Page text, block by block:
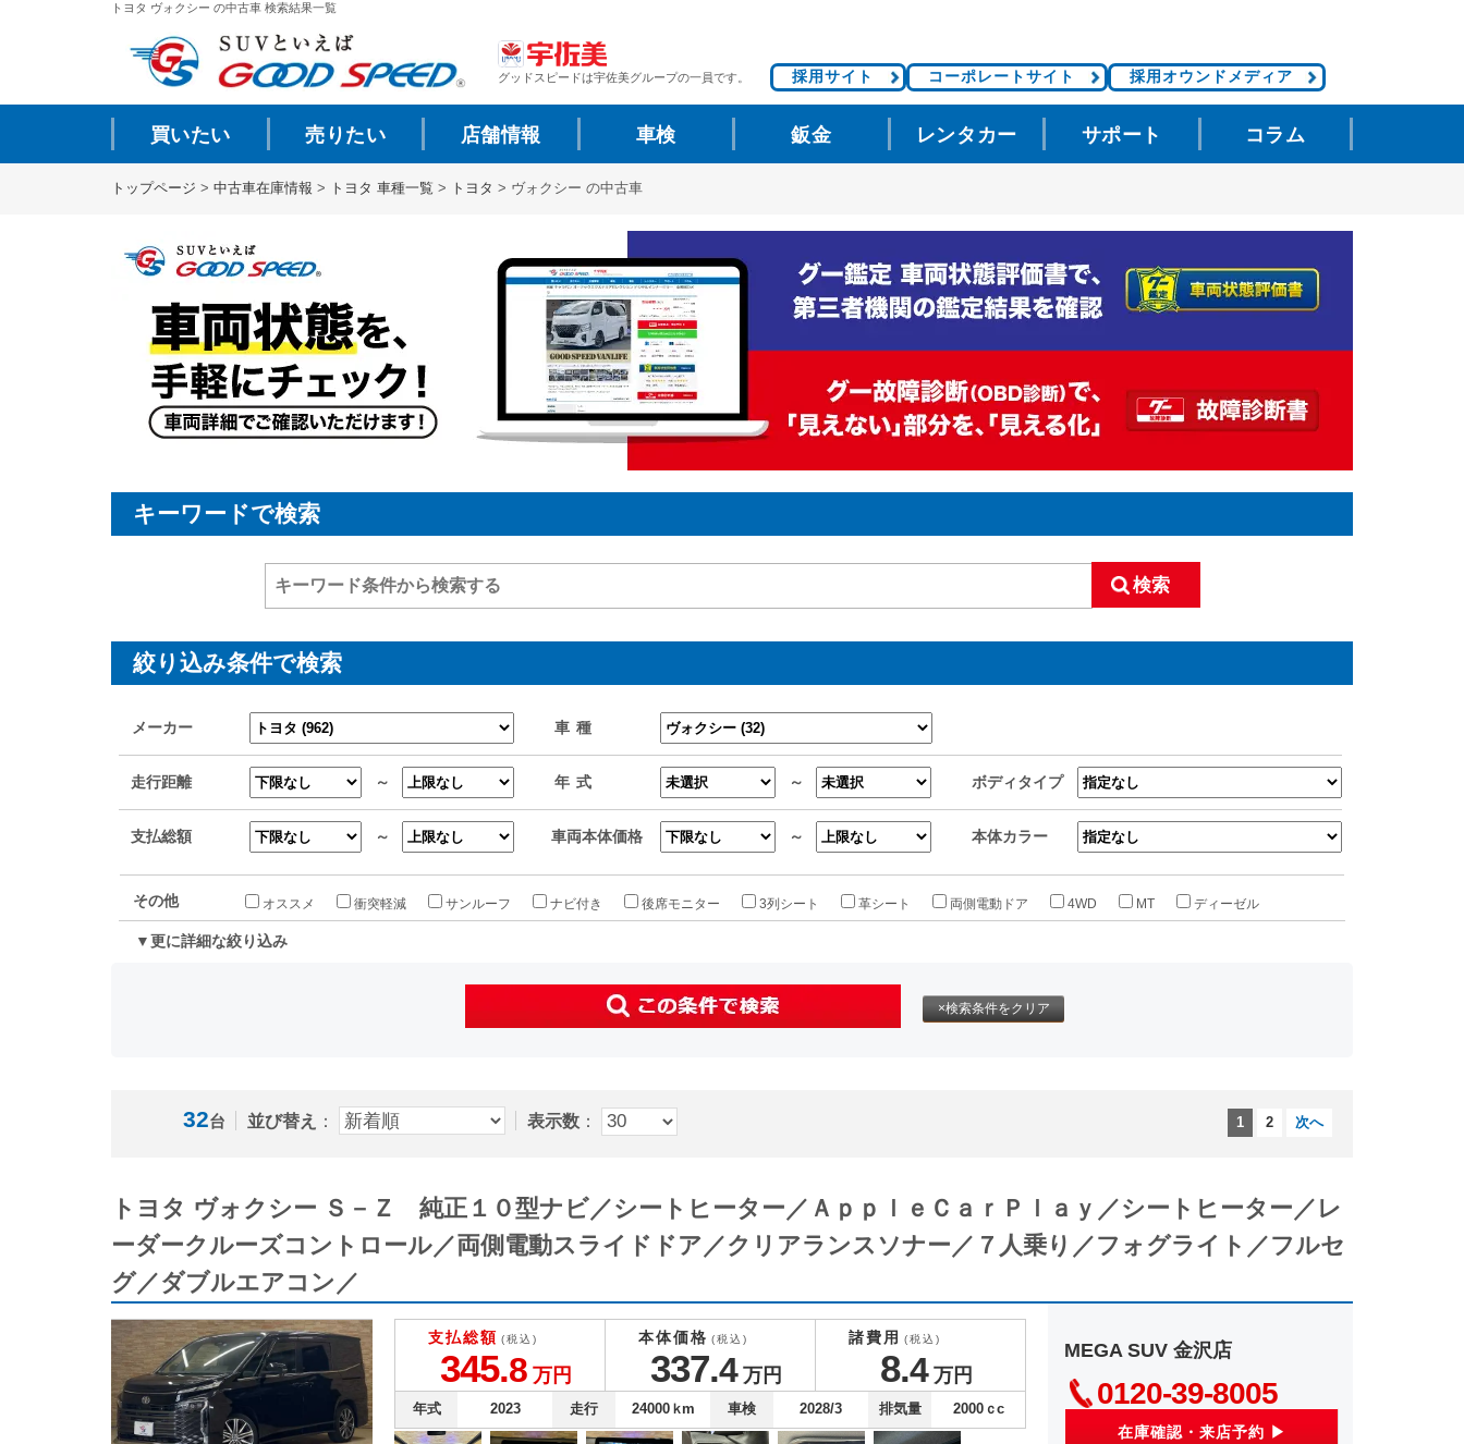
トヨタ ヴォクシー の中古車 検索結果一覧
グッドスピードは宇佐美グループの一員です。 採用サイト コーポレートサイト 採用オウンドメディア
買いたい 売りたい 店舗情報 車検 鈑金 レンタカー サポート コラム
トップページ > 中古車在庫情報 > トヨタ 車種一覧 > トヨタ > ヴォクシー の中古車
キーワードで検索
絞り込み条件で検索
メーカー 車種
走行距離 ～ 年式 ～ ボディタイプ
支払総額 ～ 車両本体価格 ～ 本体カラー
その他 オススメ 衝突軽減 サンルーフ ナビ付き 後席モニター 3列シート 革シート 両側電動ドア 4WD MT ディーゼル
▼更に詳細な絞り込み
×検索条件をクリア
32台 並び替え ： 表示数： 1 2 次へ
トヨタ ヴォクシー Ｓ－Ｚ 純正１０型ナビ／シートヒーター／ＡｐｐｌｅＣａｒＰｌａｙ／シートヒーター／レ
ーダークルーズコントロール／両側電動スライドドア／クリアランスソナー／７人乗り／フォグライト／フルセ
グ／ダブルエアコン／
支払総額 (税込)
345.8 万円
本体価格 (税込)
337.4 万円
諸費用 (税込)
8.4 万円
年式 2023 走行 24000ｋm 車検 2028/3 排気量 2000 ｃc
MEGA SUV 金沢店
0120-39-8005
在庫確認・来店予約 ▶